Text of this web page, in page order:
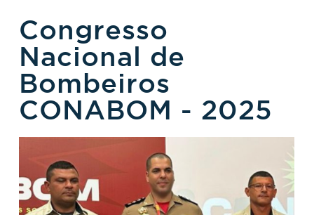
Congresso
Nacional de
Bombeiros
CONABOM - 2025